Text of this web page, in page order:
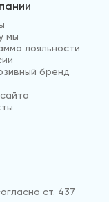
мы
лояльности
бренд
ст. 437